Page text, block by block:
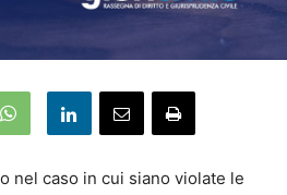
nel caso in cui siano violate le